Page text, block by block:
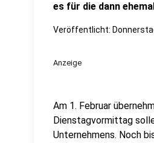
es für die dann
Veröffentlicht:
Anzeige
Am 1. Februar
Dienstagvormittag
Unternehmens. Noch